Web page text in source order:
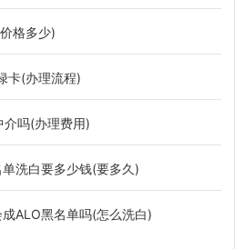
格多少)
卡(办理流程)
吗(办理费用)
洗白要多少钱(要多久)
ALO黑名单吗(怎么洗白)